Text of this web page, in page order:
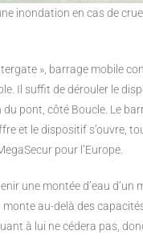
inondation en cas de
», barrage mobile
Il suffit de dérouler le
pont, côté Boucle. Le
et le dispositif s’ouvre,
pour l’Europe.
une montée d’eau
au-delà des
à lui ne cédera pas,